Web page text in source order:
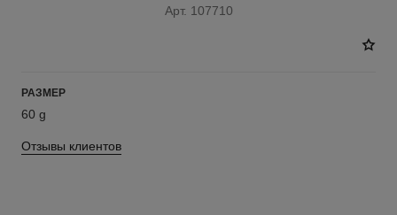
Арт. 107710
РАЗМЕР
60 g
Отзывы клиентов